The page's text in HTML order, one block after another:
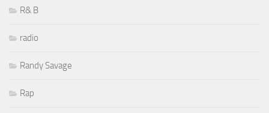
R& B
radio
Randy Savage
Rap